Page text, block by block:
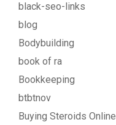
black-seo-links
blog
Bodybuilding
book of ra
Bookkeeping
btbtnov
Buying Steroids Online